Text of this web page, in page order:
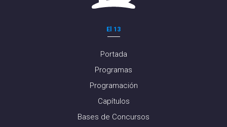
El 13
Portada
Programas
Programación
Capítulos
Bases de Concursos